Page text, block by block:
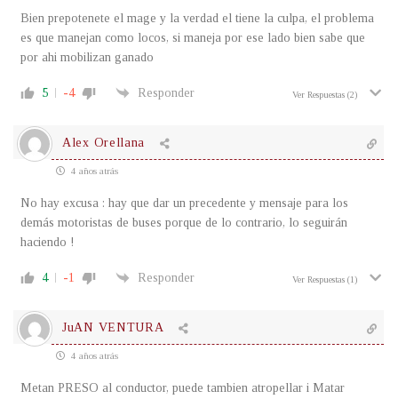
Bien prepotenete el mage y la verdad el tiene la culpa, el problema
es que manejan como locos, si maneja por ese lado bien sabe que
por ahi mobilizan ganado
5 -4 Responder Ver Respuestas (2)
Alex Orellana
4 años atrás
No hay excusa : hay que dar un precedente y mensaje para los
demás motoristas de buses porque de lo contrario, lo seguirán
haciendo !
4 -1 Responder Ver Respuestas (1)
JuAN VENTURA
4 años atrás
Metan PRESO al conductor, puede tambien atropellar i Matar